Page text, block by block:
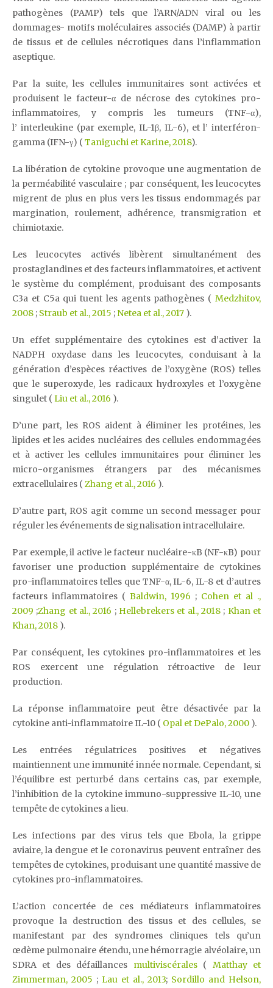
pathogènes (PAMP) tels que l’ARN/ADN viral ou les
dommages- motifs moléculaires associés (DAMP) à partir
de tissus et de cellules nécrotiques dans l’inflammation
aseptique.
Par la suite, les cellules immunitaires sont activées et
produisent le facteur-α de nécrose des cytokines pro-
inflammatoires, y compris les tumeurs (TNF-α),
l’ interleukine (par exemple, IL-1β, IL-6), et l’ interféron-
gamma (IFN-γ) ( Taniguchi et Karine, 2018).
La libération de cytokine provoque une augmentation de
la perméabilité vasculaire ; par conséquent, les leucocytes
migrent de plus en plus vers les tissus endommagés par
margination, roulement, adhérence, transmigration et
chimiotaxie.
Les leucocytes activés libèrent simultanément des
prostaglandines et des facteurs inflammatoires, et activent
le système du complément, produisant des composants
C3a et C5a qui tuent les agents pathogènes ( Medzhitov,
2008 ; Straub et al., 2015 ; Netea et al., 2017 ).
Un effet supplémentaire des cytokines est d’activer la
NADPH oxydase dans les leucocytes, conduisant à la
génération d’espèces réactives de l’oxygène (ROS) telles
que le superoxyde, les radicaux hydroxyles et l’oxygène
singulet ( Liu et al., 2016 ).
D’une part, les ROS aident à éliminer les protéines, les
lipides et les acides nucléaires des cellules endommagées
et à activer les cellules immunitaires pour éliminer les
micro-organismes étrangers par des mécanismes
extracellulaires ( Zhang et al., 2016 ).
D’autre part, ROS agit comme un second messager pour
réguler les événements de signalisation intracellulaire.
Par exemple, il active le facteur nucléaire-κB (NF-κB) pour
favoriser une production supplémentaire de cytokines
pro-inflammatoires telles que TNF-α, IL-6, IL-8 et d’autres
facteurs inflammatoires ( Baldwin, 1996 ; Cohen et al .,
2009 ;Zhang et al., 2016 ; Hellebrekers et al., 2018 ; Khan et
Khan, 2018 ).
Par conséquent, les cytokines pro-inflammatoires et les
ROS exercent une régulation rétroactive de leur
production.
La réponse inflammatoire peut être désactivée par la
cytokine anti-inflammatoire IL-10 ( Opal et DePalo, 2000 ).
Les entrées régulatrices positives et négatives
maintiennent une immunité innée normale. Cependant, si
l’équilibre est perturbé dans certains cas, par exemple,
l’inhibition de la cytokine immuno-suppressive IL-10, une
tempête de cytokines a lieu.
Les infections par des virus tels que Ebola, la grippe
aviaire, la dengue et le coronavirus peuvent entraîner des
tempêtes de cytokines, produisant une quantité massive de
cytokines pro-inflammatoires.
L’action concertée de ces médiateurs inflammatoires
provoque la destruction des tissus et des cellules, se
manifestant par des syndromes cliniques tels qu’un
œdème pulmonaire étendu, une hémorragie alvéolaire, un
SDRA et des défaillances multiviscérales( Matthay et
Zimmerman, 2005 ; Lau et al., 2013; Sordillo and Helson,